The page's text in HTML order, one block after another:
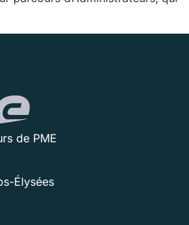
de PME
Élysées